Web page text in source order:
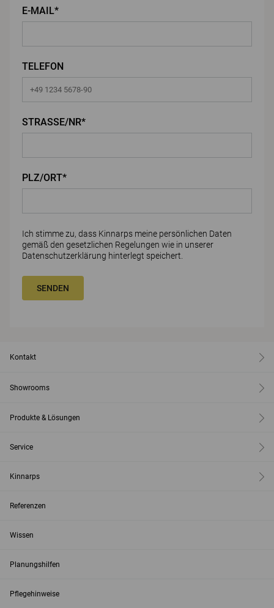
E-MAIL*
TELEFON
STRASSE/NR*
PLZ/ORT*
Ich stimme zu, dass Kinnarps meine persönlichen Daten
gemäß den gesetzlichen Regelungen wie in unserer
Datenschutzerklärung hinterlegt speichert.
SENDEN
Kontakt
Showrooms
Produkte & Lösungen
Service
Kinnarps
Referenzen
Wissen
Planungshilfen
Pflegehinweise